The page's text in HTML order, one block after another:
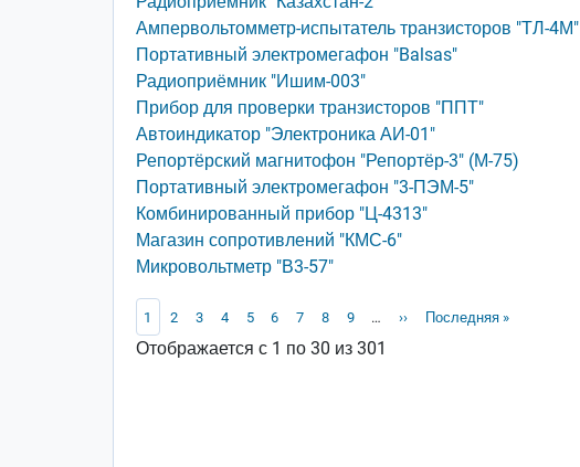
Ампервольтомметр-испытатель транзисторов "ТЛ-4М"
Портативный электромегафон "Balsas"
Радиоприёмник "Ишим-003"
Прибор для проверки транзисторов "ППТ"
Автоиндикатор "Электроника АИ-01"
Репортёрский магнитофон "Репортёр-3" (М-75)
Портативный электромегафон "3-ПЭМ-5"
Комбинированный прибор "Ц-4313"
Магазин сопротивлений "КМС-6"
Микровольтметр "В3-57"
Нумерация страниц
Текущая страница
1 Page
2 Page
3 Page
4 Page
5 Page
6 Page
7 Page
8 Page
9 … Следующая страница
›› Последняя страница
Последняя »
Отображается с 1 по 30 из 301